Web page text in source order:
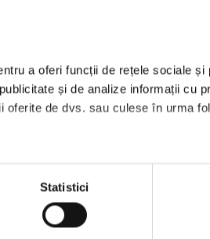
a oferi funcții de rețele sociale și
și de analize informații cu
de dvs. sau culese în urma
Statistici
Noutati